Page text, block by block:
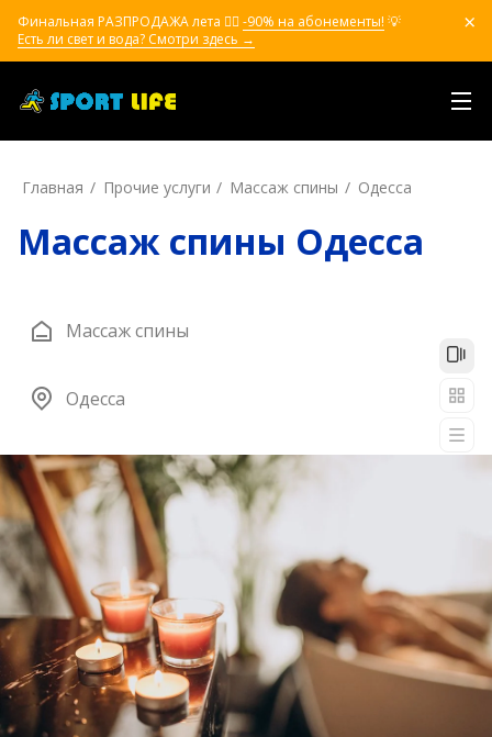
Финальная РАЗПРОДАЖА лета ❤️‍🔥 -90% на абонементы! 💡
Есть ли свет и вода? Смотри здесь →
Главная Прочие услуги Массаж спины Одесса
Массаж спины Одесса
Массаж спины
Одесса